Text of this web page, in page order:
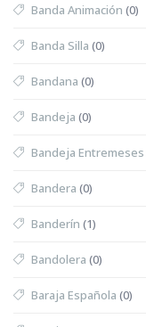
Banda Animación (0)
Banda Silla (0)
Bandana (0)
Bandeja (0)
Bandeja Entremeses
Bandera (0)
Banderín (1)
Bandolera (0)
Baraja Española (0)